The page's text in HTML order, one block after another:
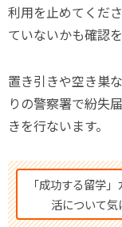
利用を止めてくだ
ていないかも確認を
置き引きや空き巣
りの警察署で紛失
きを行ないます。
「成功する留学
活について気